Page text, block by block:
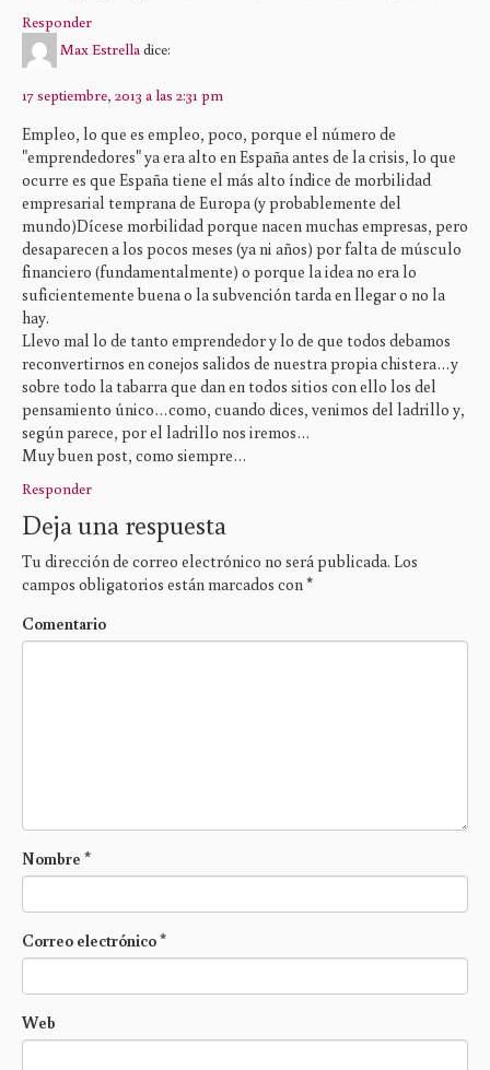
Responder
Max Estrella dice:
17 septiembre, 2013 a las 2:31 pm
Empleo, lo que es empleo, poco, porque el número de
"emprendedores" ya era alto en España antes de la crisis, lo que
ocurre es que España tiene el más alto índice de morbilidad
empresarial temprana de Europa (y probablemente del
mundo)Dícese morbilidad porque nacen muchas empresas, pero
desaparecen a los pocos meses (ya ni años) por falta de músculo
financiero (fundamentalmente) o porque la idea no era lo
suficientemente buena o la subvención tarda en llegar o no la
hay.
Llevo mal lo de tanto emprendedor y lo de que todos debamos
reconvertirnos en conejos salidos de nuestra propia chistera…y
sobre todo la tabarra que dan en todos sitios con ello los del
pensamiento único…como, cuando dices, venimos del ladrillo y,
según parece, por el ladrillo nos iremos…
Muy buen post, como siempre…
Responder
Deja una respuesta
Tu dirección de correo electrónico no será publicada. Los
campos obligatorios están marcados con *
Comentario
Nombre *
Correo electrónico*
Web